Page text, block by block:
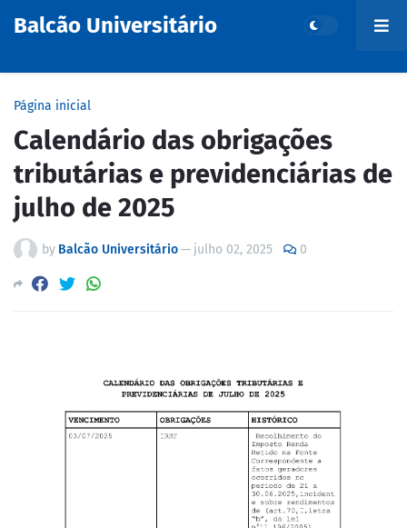
Balcão Universitário
Página inicial
Calendário das obrigações
tributárias e previdenciárias de
julho de 2025
by Balcão Universitário— julho 02, 2025 0